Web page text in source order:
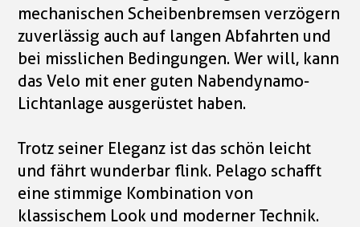
mechanischen Scheibenbremsen verzögern
zuverlässig auch auf langen Abfahrten und
bei misslichen Bedingungen. Wer will, kann
das Velo mit ener guten Nabendynamo-
Lichtanlage ausgerüstet haben.
Trotz seiner Eleganz ist das schön leicht
und fährt wunderbar flink. Pelago schafft
eine stimmige Kombination von
klassischem Look und moderner Technik.